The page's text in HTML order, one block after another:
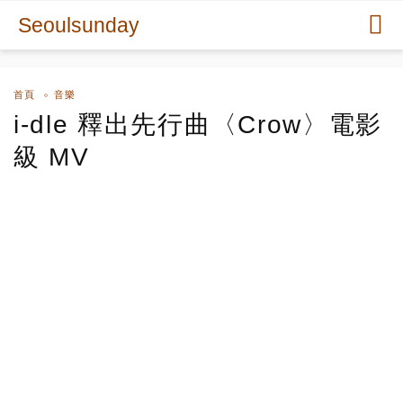
Seoulsunday
首頁 音樂
i-dle 釋出先行曲〈Crow〉電影
級 MV